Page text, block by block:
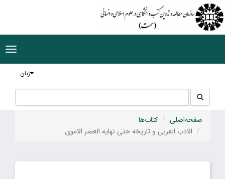
زبان
جستجو
در
سایت
صفحه‌اصلی
کتاب‌ها
الادب العربی و تاریخه حتی نهایه العصر الاموی